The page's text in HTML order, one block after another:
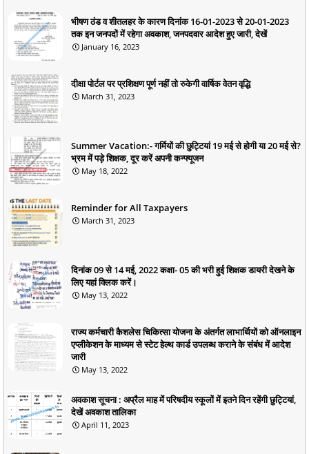
भीषण ठंड व शीतलहर के कारण दिनांक 16-01-2023 से 20-01-2023
तक इन जनपदों में रहेगा अवकाश, जनपदवार आदेश हुए जारी, देखें
January 16, 2023
दीक्षा पोर्टल पर प्रशिक्षण पूर्ण नहीं तो रुकेगी वार्षिक वेतन वृद्धि
March 31, 2023
Summer Vacation:- गर्मियों की छुट्टियां 19 मई से होगी या 20 मई से?
भ्रम में पड़े शिक्षक, दूर करें अपनी कन्फ्यूजन
May 18, 2022
Reminder for All Taxpayers
March 31, 2023
दिनांक 09 से 14 मई, 2022 कक्षा- 05 की भरी हुई शिक्षक डायरी देखने के
लिए यहां क्लिक करें।
May 13, 2022
राज्य कर्मचारी कैशलेस चिकित्सा योजना के अंतर्गत लाभार्थियों को ऑनलाइन
एप्लीकेशन के माध्यम से स्टेट हेल्थ कार्ड उपलब्ध कराने के संबंध में आदेश
जारी
May 13, 2022
अवकाश सूचना : अप्रैल माह में परिषदीय स्कूलों में इतने दिन रहेंगी छुट्टियां,
देखें अवकाश तालिका
April 11, 2023